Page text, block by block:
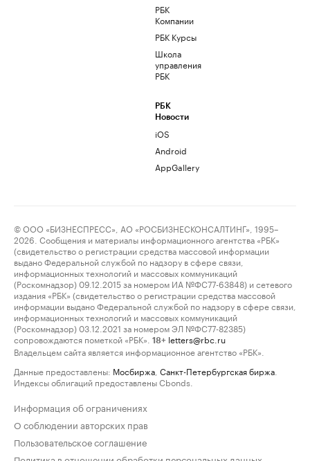
РБК
Компании
РБК Курсы
Школа
управления
РБК
РБК
Новости
iOS
Android
AppGallery
© ООО «БИЗНЕСПРЕСС», АО «РОСБИЗНЕСКОНСАЛТИНГ», 1995–
2026. Сообщения и материалы информационного агентства «РБК»
(свидетельство о регистрации средства массовой информации
выдано Федеральной службой по надзору в сфере связи,
информационных технологий и массовых коммуникаций
(Роскомнадзор) 09.12.2015 за номером ИА №ФС77-63848) и сетевого
издания «РБК» (свидетельство о регистрации средства массовой
информации выдано Федеральной службой по надзору в сфере связи,
информационных технологий и массовых коммуникаций
(Роскомнадзор) 03.12.2021 за номером ЭЛ №ФС77-82385)
сопровождаются пометкой «РБК».
18+ letters@rbc.ru
Владельцем сайта является информационное агентство «РБК».
Данные предоставлены: Мосбиржа Санкт-Петербургская биржа
Индексы облигаций предоставлены Cbonds.
Информация об ограничениях
О соблюдении авторских прав
Пользовательское соглашение